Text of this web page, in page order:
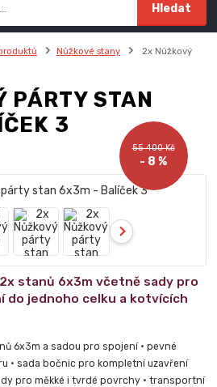
Hledat
Nůžkové stany
2x Nůžkový
PÁRTY STAN
3
55 400 Kč
- 8 %
stanů 6x3m včetně sady pro
do jednoho celku a kotvících
6x3m a sadou pro spojení • pevné
• sada bočnic pro kompletní uzavření
pro měkké i tvrdé povrchy • transportní